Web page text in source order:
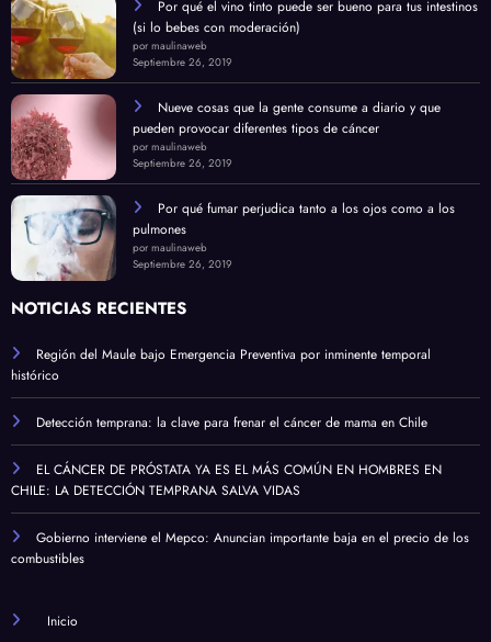
Por qué el vino tinto puede ser bueno para tus intestinos
(si lo bebes con moderación)
por maulinaweb
Septiembre 26, 2019
Nueve cosas que la gente consume a diario y que
pueden provocar diferentes tipos de cáncer
por maulinaweb
Septiembre 26, 2019
Por qué fumar perjudica tanto a los ojos como a los
pulmones
por maulinaweb
Septiembre 26, 2019
NOTICIAS RECIENTES
Región del Maule bajo Emergencia Preventiva por inminente temporal
histórico
Detección temprana: la clave para frenar el cáncer de mama en Chile
EL CÁNCER DE PRÓSTATA YA ES EL MÁS COMÚN EN HOMBRES EN
CHILE: LA DETECCIÓN TEMPRANA SALVA VIDAS
Gobierno interviene el Mepco: Anuncian importante baja en el precio de los
combustibles
Inicio